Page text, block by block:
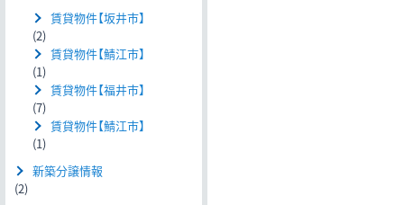
賃貸物件【坂井市】
(2)
賃貸物件【鯖江市】
(1)
賃貸物件【福井市】
(7)
賃貸物件【鯖江市】
(1)
新築分譲情報
(2)